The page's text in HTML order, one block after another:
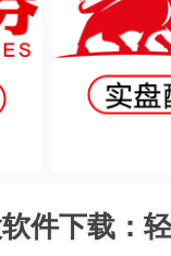
件下载：